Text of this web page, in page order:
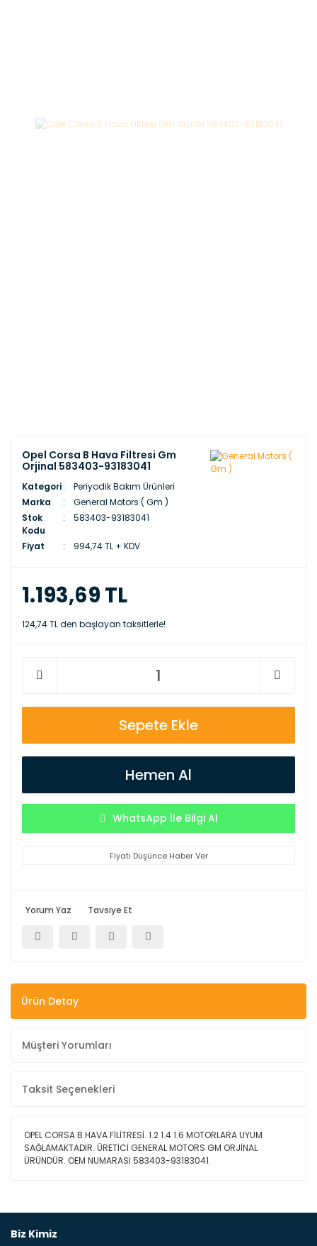
Opel Corsa B Hava Filtresi Gm
Orjinal 583403-93183041
Kategori
Periyodik Bakım Ürünleri
Marka
General Motors ( Gm )
Stok
Kodu
583403-93183041
Fiyat 994,74 TL + KDV
1.193,69 TL
124,74 TL den başlayan taksitlerle!
Sepete Ekle
Hemen Al
WhatsApp İle Bilgi Al
Fiyatı Düşünce Haber Ver
Yorum Yaz Tavsiye Et
Ürün Detay
Müşteri Yorumları
Taksit Seçenekleri
OPEL CORSA B HAVA FİLİTRESİ. 1.2 1.4 1.6 MOTORLARA UYUM
SAĞLAMAKTADIR. ÜRETİCİ GENERAL MOTORS GM ORJİNAL
ÜRÜNDÜR. OEM NUMARASI 583403-93183041.
Biz Kimiz